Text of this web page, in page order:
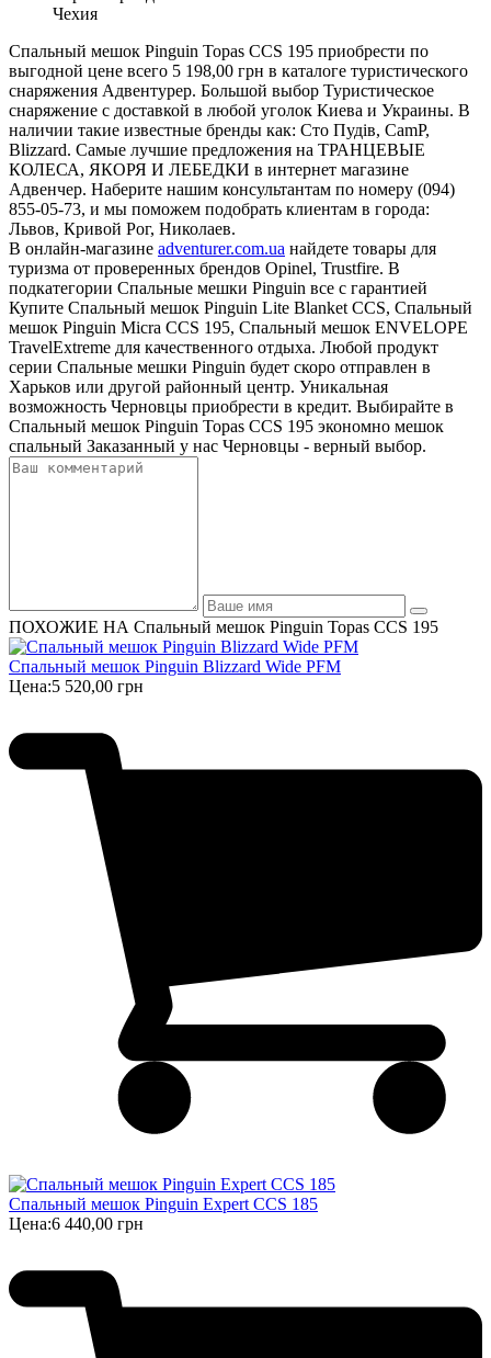
Чехия
Спальный мешок Pinguin Topas CCS 195 приобрести по
выгодной цене всего 5 198,00 грн в каталоге туристического
снаряжения Адвентурер. Большой выбор Туристическое
снаряжение с доставкой в любой уголок Киева и Украины. В
наличии такие известные бренды как: Сто Пудів, CamP,
Blizzard. Самые лучшие предложения на ТРАНЦЕВЫЕ
КОЛЕСА, ЯКОРЯ И ЛЕБЕДКИ в интернет магазине
Адвенчер. Наберите нашим консультантам по номеру (094)
855-05-73, и мы поможем подобрать клиентам в города:
Львов, Кривой Рог, Николаев.
В онлайн-магазине adventurer.com.ua найдете товары для
туризма от проверенных брендов Opinel, Trustfire. В
подкатегории Спальные мешки Pinguin все с гарантией
Купите Спальный мешок Pinguin Lite Blanket CCS, Спальный
мешок Pinguin Micra CCS 195, Спальный мешок ENVELOPE
TravelExtreme для качественного отдыха. Любой продукт
серии Спальные мешки Pinguin будет скоро отправлен в
Харьков или другой районный центр. Уникальная
возможность Черновцы приобрести в кредит. Выбирайте в
Спальный мешок Pinguin Topas CCS 195 экономно мешок
спальный Заказанный у нас Черновцы - верный выбор.
ПОХОЖИЕ НА Спальный мешок Pinguin Topas CCS 195
Спальный мешок Pinguin Blizzard Wide PFM
Цена:5 520,00 грн
Спальный мешок Pinguin Expert CCS 185
Цена:6 440,00 грн